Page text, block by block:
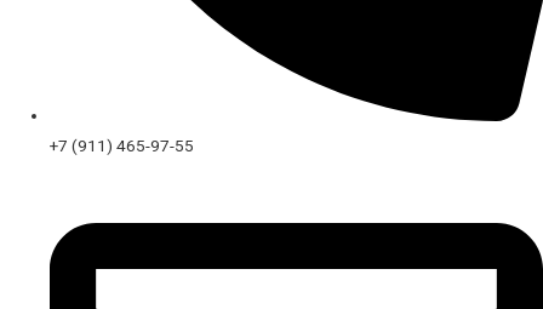
+7 (911) 465-97-55